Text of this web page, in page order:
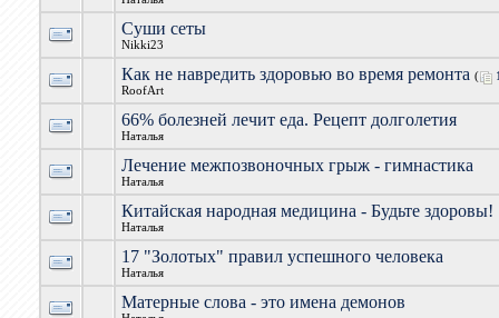
Суши сеты
Nikki23
Как не навредить здоровью во время ремонта (
RoofArt
66% болезней лечит еда. Рецепт долголетия
Наталья
Лечение межпозвоночных грыж - гимнастика
Наталья
Китайская народная медицина - Будьте здоровы!
Наталья
17 "Золотых" правил успешного человека
Наталья
Матерные слова - это имена демонов